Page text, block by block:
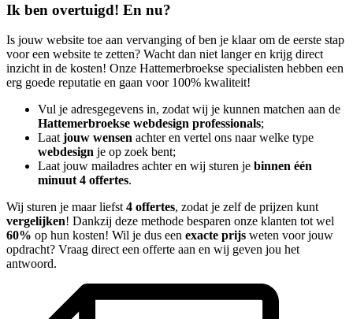
Ik ben overtuigd! En nu?
Is jouw website toe aan vervanging of ben je klaar om de eerste stap
voor een website te zetten? Wacht dan niet langer en krijg direct
inzicht in de kosten! Onze Hattemerbroekse specialisten hebben een
erg goede reputatie en gaan voor 100% kwaliteit!
Vul je adresgegevens in, zodat wij je kunnen matchen aan de
Hattemerbroekse webdesign professionals;
Laat jouw wensen achter en vertel ons naar welke type
webdesign je op zoek bent;
Laat jouw mailadres achter en wij sturen je binnen één
minuut 4 offertes.
Wij sturen je maar liefst 4 offertes, zodat je zelf de prijzen kunt
vergelijken! Dankzij deze methode besparen onze klanten tot wel
60% op hun kosten! Wil je dus een exacte prijs weten voor jouw
opdracht? Vraag direct een offerte aan en wij geven jou het
antwoord.